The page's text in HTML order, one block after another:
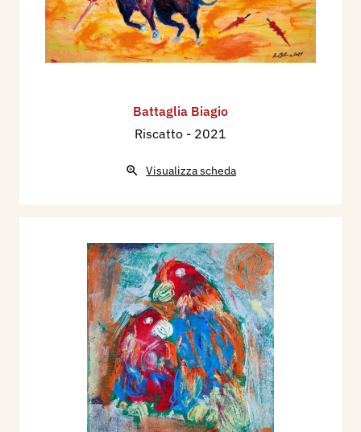
Battaglia Biagio
Riscatto - 2021
Visualizza scheda